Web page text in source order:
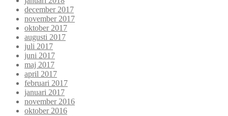
december 2017
november 2017
oktober 2017
augusti 2017
juli 2017
juni 2017
maj 2017
april 2017
februari 2017
januari 2017
november 2016
oktober 2016